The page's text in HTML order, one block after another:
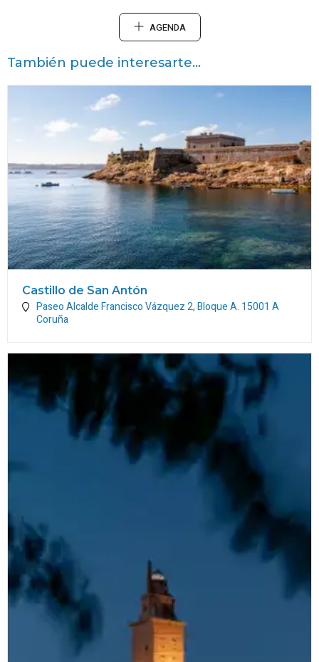
AGENDA
También puede interesarte...
Castillo de San Antón
Paseo Alcalde Francisco Vázquez 2, Bloque A. 15001 A
Coruña